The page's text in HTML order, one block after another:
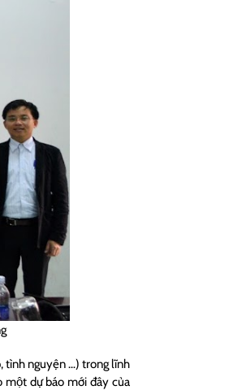
tình nguyện …) trong lĩnh
một dự báo mới đây của